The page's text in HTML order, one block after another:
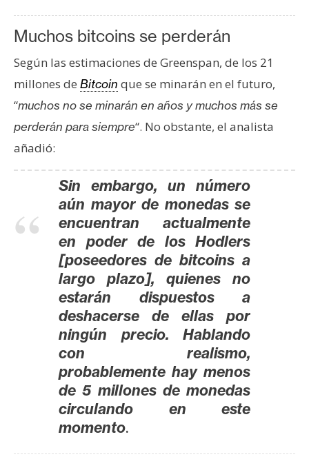
Muchos bitcoins se perderán
Según las estimaciones de Greenspan, de los 21
millones de Bitcoin que se minarán en el futuro,
“muchos no se minarán en años y muchos más se
perderán para siempre“. No obstante, el analista
añadió:
Sin embargo, un número
aún mayor de monedas se
encuentran actualmente
en poder de los Hodlers
[poseedores de bitcoins a
largo plazo], quienes no
estarán dispuestos a
deshacerse de ellas por
ningún precio. Hablando
con realismo,
probablemente hay menos
de 5 millones de monedas
circulando en este
momento.